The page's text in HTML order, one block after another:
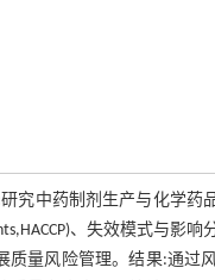
究中药制剂生产与化学
、失效模式与影响
量风险管理。结果:通过